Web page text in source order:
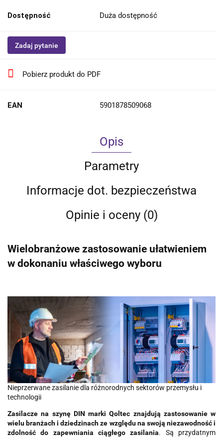
Dostępność Duża dostępność
Zadaj pytanie
Pobierz produkt do PDF
EAN 5901878509068
Opis
Parametry
Informacje dot. bezpieczeństwa
Opinie i oceny (0)
Wielobranżowe zastosowanie ułatwieniem
w dokonaniu właściwego wyboru
Nieprzerwane zasilanie dla różnorodnych sektorów przemysłu i
technologii
Zasilacze na szynę DIN marki Qoltec znajdują zastosowanie w
wielu branżach i dziedzinach ze względu na swoją niezawodność i
zdolność do zapewniania ciągłego zasilania. Są przydatnym